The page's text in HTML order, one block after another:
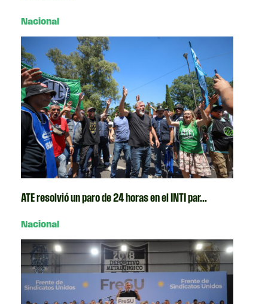
Nacional
ATE resolvió un paro de 24 horas en el INTI par...
Nacional